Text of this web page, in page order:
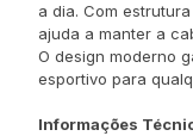
a dia. Com
ajuda a manter a
O design moderno
esportivo para
Informações